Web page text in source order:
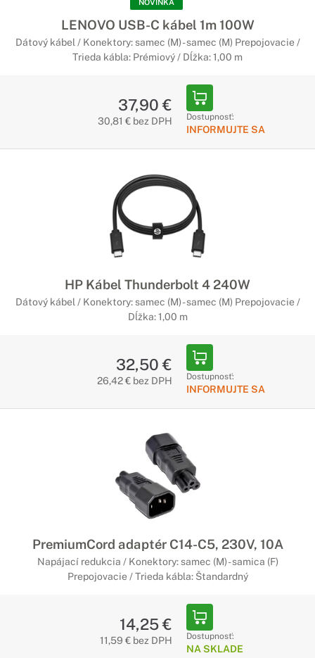
NOVINKA
LENOVO USB-C kábel 1m 100W
Dátový kábel / Konektory: samec (M) - samec (M) Prepojovacie /
Trieda kábla: Prémiový / Dĺžka: 1,00 m
37,90 €
30,81 € bez DPH Dostupnosť:
INFORMUJTE SA
HP Kábel Thunderbolt 4 240W
Dátový kábel / Konektory: samec (M) - samec (M) Prepojovacie /
Dĺžka: 1,00 m
32,50 €
26,42 € bez DPH Dostupnosť:
INFORMUJTE SA
PremiumCord adaptér C14-C5, 230V, 10A
Napájací redukcia / Konektory: samec (M) - samica (F)
Prepojovacie / Trieda kábla: Štandardný
14,25 €
11,59 € bez DPH Dostupnosť:
NA SKLADE